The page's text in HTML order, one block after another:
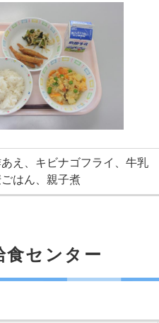
え、キビナゴフライ、牛乳
ごはん、親子煮
食センター